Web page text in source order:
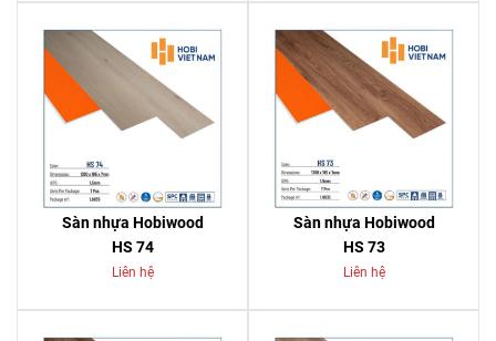
Sàn nhựa Hobiwood
HS 74
Liên hệ
Sàn nhựa Hobiwood
HS 73
Liên hệ